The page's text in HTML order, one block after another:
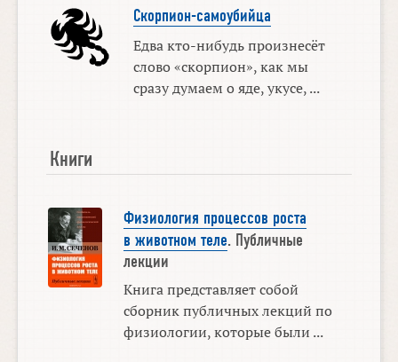
Скорпион-самоубийца
Едва кто-нибудь произнесёт
слово «скорпион», как мы
сразу думаем о яде, укусе, ...
Книги
Физиология процессов роста
в животном теле. Публичные
лекции
Книга представляет собой
сборник публичных лекций по
физиологии, которые были ...